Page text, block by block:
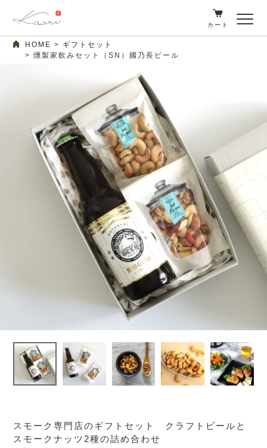
カート
HOME
ギフトセット
燻製家飲みセット（SN）國乃長ビール
スモーク専門店のギフトセット クラフトビールと
スモークナッツ2種の詰め合わせ